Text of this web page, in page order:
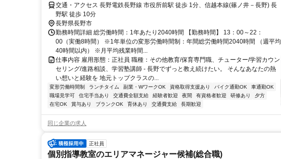
交通・アクセス 長野電鉄長野線 市役所前駅 徒歩 1分、信越本線(篠ノ井－長野) 長
野駅 徒歩 10分
長野県長野市
勤務時間詳細 総労働時間：1年あたり2040時間 【勤務時間】 13：00～22：
00（実働8時間） ※1年単位の変形労働時間制：年間総労働時間2040時間 （週平均
40時間以内） ※月平均残業時間...
仕事内容 雇用形態：正社員 職種：その他教育/保育専門職、チューター/学習カウン
セリング/進路相談、学習塾講師 - 長野でずっと教え続けたい。 そんなあなたの熱
い想いと経験を 地元トップクラスの...
変形労働時間制 ランチタイム 副業・WワークOK 資格取得支援あり バイク通勤OK
車通勤OK
職場見学可
住宅手当あり 交通費全額支給 経験者歓迎 夜間 有資格者歓迎 研修あり
夕方
在宅OK
賞与あり ブランクOK 育休あり 交通費支給 長期歓迎
同じ企業の求人
正社員
個別指導教室のエリアマネージャー候補(総合職)